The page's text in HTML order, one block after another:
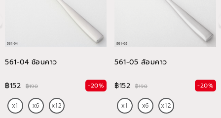
561-04 ช้อนคาว
฿152 ฿190 -20%
561-05 ส้อมคาว
฿152 ฿190 -20%